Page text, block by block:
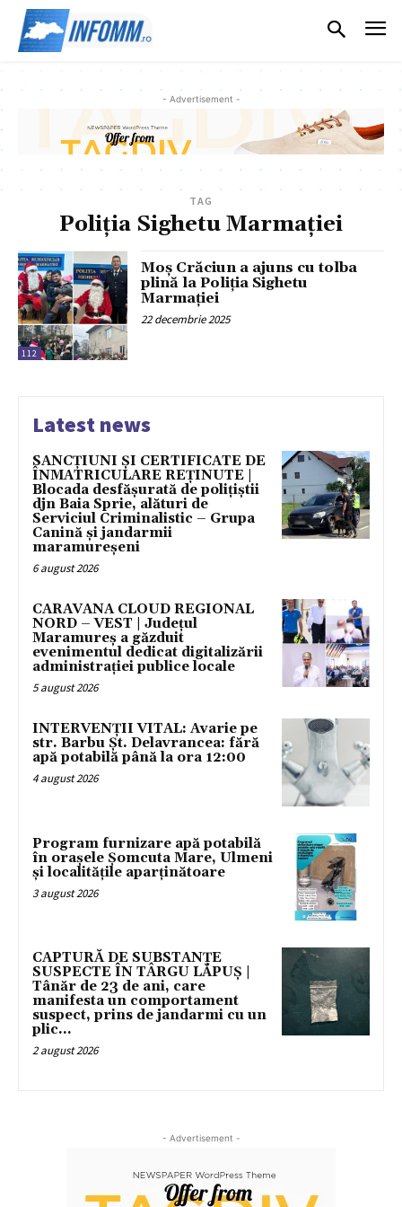
- Advertisement -
TAG
Poliția Sighetu Marmației
112
Moș Crăciun a ajuns cu tolba
plină la Poliția Sighetu
Marmaţiei
22 decembrie 2025
Latest news
SANCȚIUNI ȘI CERTIFICATE DE
ÎNMATRICULARE REȚINUTE |
Blocada desfășurată de polițiștii
djn Baia Sprie, alături de
Serviciul Criminalistic – Grupa
Canină și jandarmii
maramureșeni
6 august 2026
CARAVANA CLOUD REGIONAL
NORD – VEST | Județul
Maramureș a găzduit
evenimentul dedicat digitalizării
administrației publice locale
5 august 2026
INTERVENȚII VITAL: Avarie pe
str. Barbu Șt. Delavrancea: fără
apă potabilă până la ora 12:00
4 august 2026
Program furnizare apă potabilă
în orașele Șomcuta Mare, Ulmeni
și localitățile aparținătoare
3 august 2026
CAPTURĂ DE SUBSTANȚE
SUSPECTE ÎN TÂRGU LĂPUȘ |
Tânăr de 23 de ani, care
manifesta un comportament
suspect, prins de jandarmi cu un
plic...
2 august 2026
- Advertisement -